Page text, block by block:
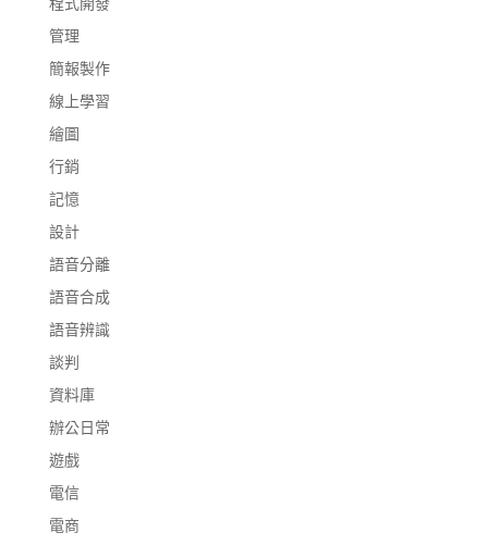
管理
簡報製作
線上學習
繪圖
行銷
記憶
設計
語音分離
語音合成
語音辨識
談判
資料庫
辦公日常
遊戲
電信
電商